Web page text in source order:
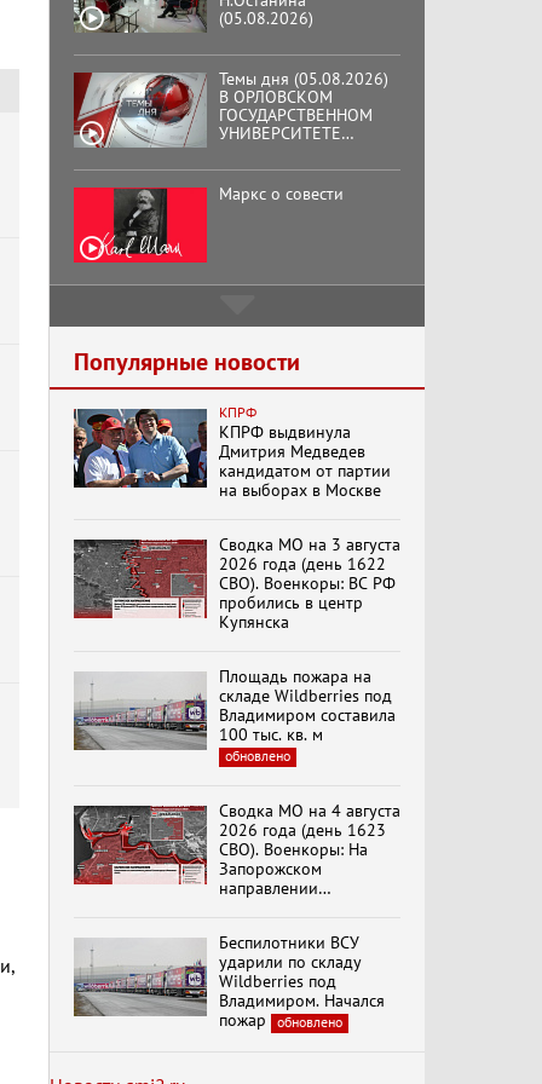
(05.08.2026)
Темы дня (05.08.2026)
В ОРЛОВСКОМ
ГОСУДАРСТВЕННОМ
УНИВЕРСИТЕТЕ
АУДИТОРИЯ ИМЕНИ
ЗНАМЕНИТОГО
ВЫПУСКНИКА,
Маркс о совести
кооператор
Хук слева:
«Додоговаривались...»
(11.06.2026)
Бренды Советской
эпохи "Гжель"
«Безразмерное
Кольцо»
К ГРАЖДАНАМ
Г.А. Зюганова,
Председателя ЦК
КПРФ Руководителя
фракции КПРФ в
Государственной Думе
РФ (28.07.2026)
Документальный
фильм "Империализм и
Менять курс! В.Боглаев,
И.Буданов, А.Лежава,
Н.Останина
Популярные новости
КПРФ
КПРФ выдвинула
Дмитрия Медведев
кандидатом от партии
на выборах в Москве
Сводка МО на 3 августа
2026 года (день 1622
СВО). Военкоры: ВС РФ
пробились в центр
Купянска
Площадь пожара на
складе Wildberries под
Владимиром составила
100 тыс. кв. м
обновлено
Сводка МО на 4 августа
2026 года (день 1623
СВО). Военкоры: На
Запорожском
направлении
Степногорска
Беспилотники ВСУ
ударили по складу
Wildberries под
Владимиром. Начался
пожар
обновлено